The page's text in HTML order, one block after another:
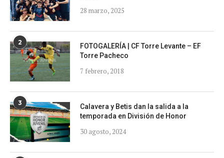
28 marzo, 2025
2
FOTOGALERÍA | CF Torre Levante – EF
Torre Pacheco
7 febrero, 2018
3
Calavera y Betis dan la salida a la
temporada en División de Honor
30 agosto, 2024